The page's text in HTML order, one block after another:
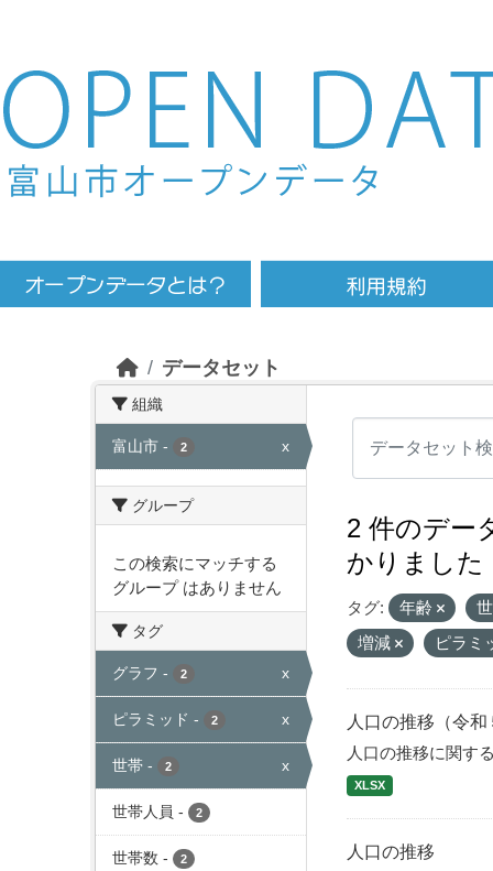
Skip to main content
データセット
組織
富山市 - 2 x
グループ
この検索にマッチする
グループ はありません
タグ
グラフ - 2 x
ピラミッド - 2 x
世帯 - 2 x
世帯人員 - 2
世帯数 - 2
2 件のデー
かりました
タグ: 年齢
増減
ピラミ
人口の推移（令和
人口の推移に関す
XLSX
人口の推移